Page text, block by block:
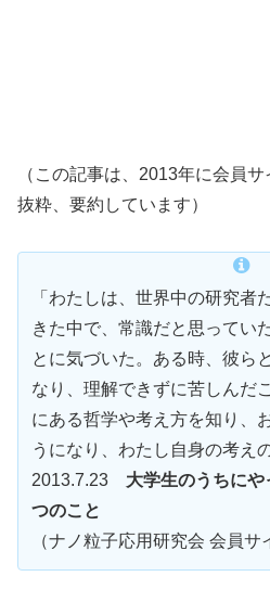
（この記事は、2013年に会員
抜粋、要約しています）
「わたしは、世界中の研究者
きた中で、常識だと思ってい
とに気づいた。ある時、彼ら
なり、理解できずに苦しんだ
にある哲学や考え方を知り、
うになり、わたし自身の考え
2013.7.23 大学生のうちにや
つのこと
（ナノ粒子応用研究会 会員サ